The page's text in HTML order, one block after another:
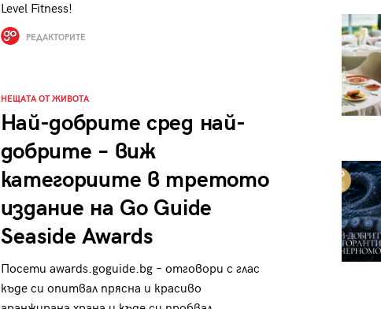
Level Fitness!
РЕДАКТОРИТЕ
НЕЩАТА ОТ ЖИВОТА
Най-добрите сред най-
добрите – виж
категориите в третото
издание на Go Guide
Seaside Awards
Посети awards.goguide.bg – отговори с глас
къде си опитвал прясна и красиво